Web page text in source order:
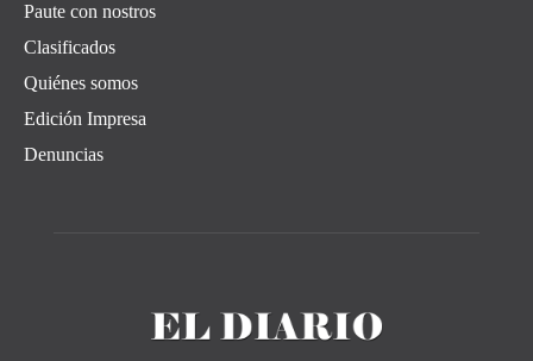
Paute con nostros
Clasificados
Quiénes somos
Edición Impresa
Denuncias